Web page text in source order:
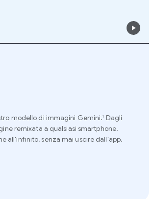
modello di immagini Gemini.1 Dagli
remixata a qualsiasi smartphone,
all'infinito, senza mai uscire dall'app.